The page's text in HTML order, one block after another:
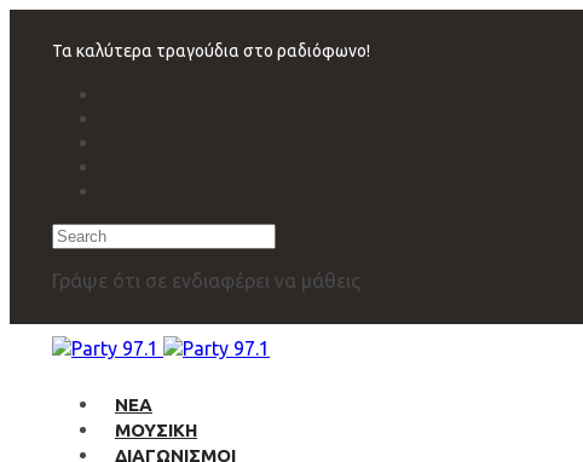
navigation
Τα καλύτερα τραγούδια στο ραδιόφωνο!
Search
Γράψε ότι σε ενδιαφέρει να μάθεις
ΝΕΑ
ΜΟΥΣΙΚΗ
ΔΙΑΓΩΝΙΣΜΟΙ